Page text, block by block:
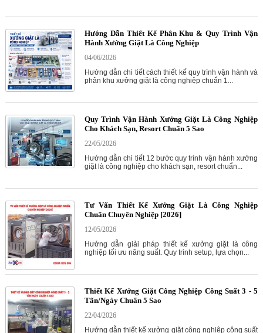
Hướng Dẫn Thiết Kế Phân Khu & Quy Trình Vận
Hành Xưởng Giặt Là Công Nghiệp
04/06/2026
Hướng dẫn chi tiết cách thiết kế quy trình vận hành và
phân khu xưởng giặt là công nghiệp chuẩn 1...
Quy Trình Vận Hành Xưởng Giặt Là Công Nghiệp
Cho Khách Sạn, Resort Chuẩn 5 Sao
22/05/2026
Hướng dẫn chi tiết 12 bước quy trình vận hành xưởng
giặt là công nghiệp cho khách sạn, resort chuẩn...
Tư Vấn Thiết Kế Xưởng Giặt Là Công Nghiệp
Chuẩn Chuyên Nghiệp [2026]
12/05/2026
Hướng dẫn giải pháp thiết kế xưởng giặt là công
nghiệp tối ưu năng suất. Quy trình setup, lựa chọn...
Thiết Kế Xưởng Giặt Công Nghiệp Công Suất 3 - 5
Tấn/Ngày Chuẩn 5 Sao
22/04/2026
Hướng dẫn thiết kế xưởng giặt công nghiệp công suất